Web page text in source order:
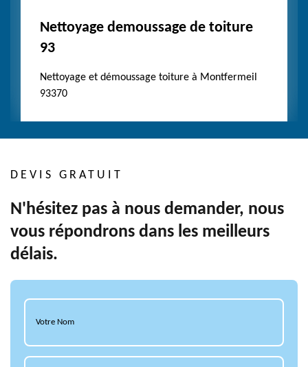
Nettoyage demoussage de toiture
93
Nettoyage et démoussage toiture à Montfermeil
93370
DEVIS GRATUIT
N'hésitez pas à nous demander, nous
vous répondrons dans les meilleurs
délais.